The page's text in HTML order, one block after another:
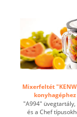
Mixerfeltét
konyhagéphez
"A994"
és a Chef